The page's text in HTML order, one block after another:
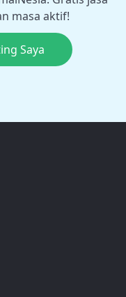
masa aktif!
Saya